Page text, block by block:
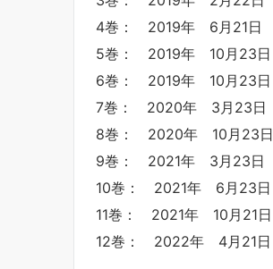
4巻： 2019年 6月21日
5巻： 2019年 10月23日
6巻： 2019年 10月23日
7巻： 2020年 3月23日
8巻： 2020年 10月23日
9巻： 2021年 3月23日
10巻： 2021年 6月23日
11巻： 2021年 10月21日
12巻： 2022年 4月21日